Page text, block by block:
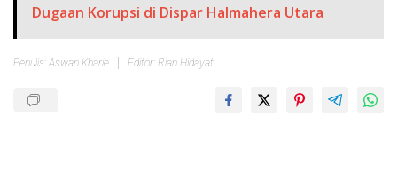
Dugaan Korupsi di Dispar Halmahera Utara
Penulis: Aswan Kharie Editor: Rian Hidayat